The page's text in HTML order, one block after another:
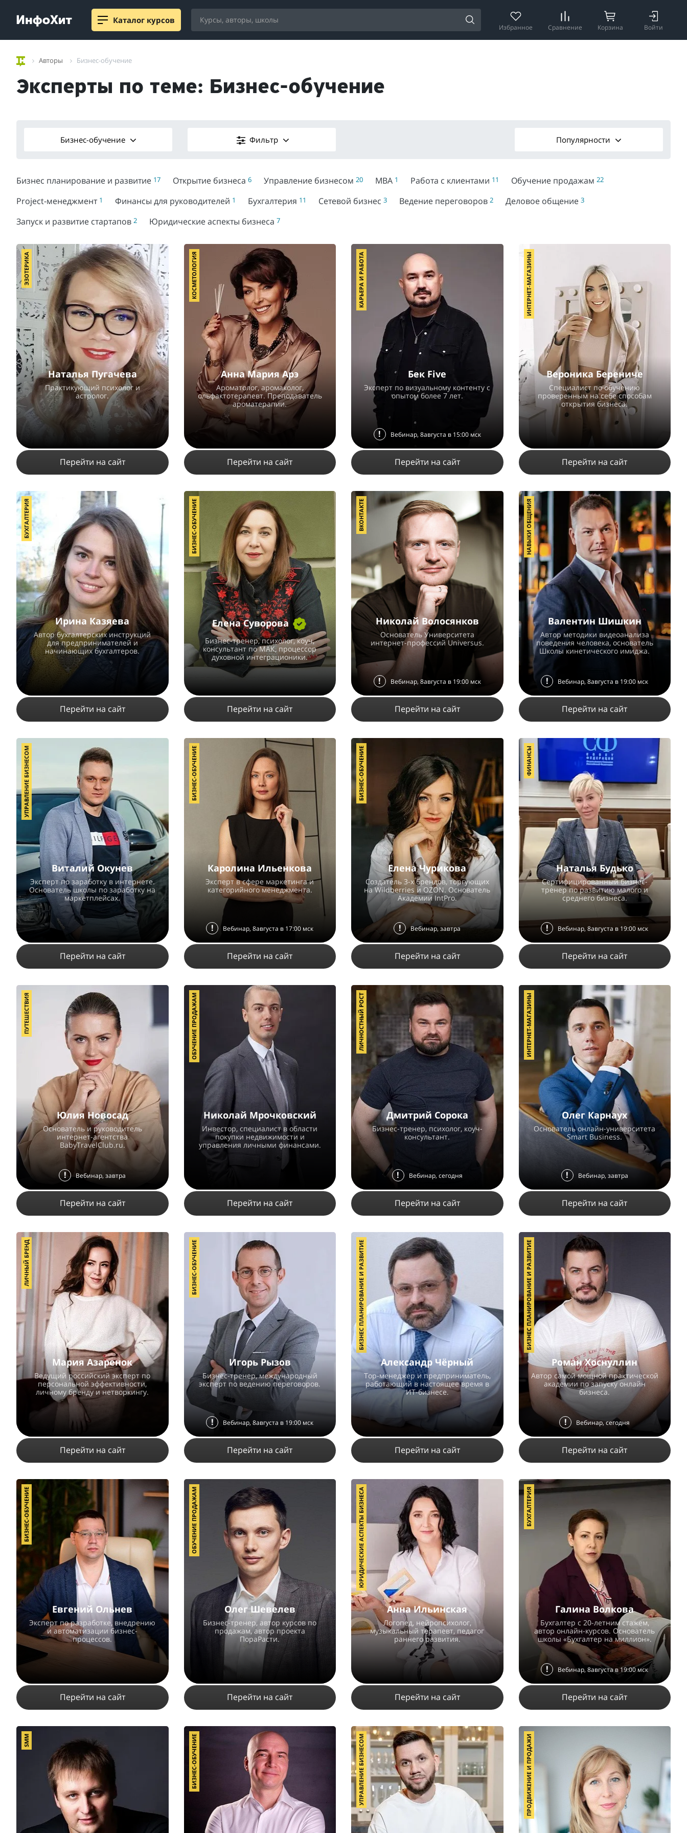
Каталог курсов
Избранное Сравнение Корзина Войти
Авторы Бизнес-обучение
Эксперты по теме: Бизнес-обучение
Бизнес-обучение Фильтр Популярности
Бизнес планирование и развитие 17 Открытие бизнеса 6 Управление бизнесом 20 MBA 1 Работа с клиентами 11 Обучение продажам 22
Project-менеджмент 1 Финансы для руководителей 1 Бухгалтерия 11 Сетевой бизнес 3 Ведение переговоров 2 Деловое общение 3
Запуск и развитие стартапов 2 Юридические аспекты бизнеса 7
Наталья Пугачева
Практикующий психолог и
астролог.
11652 7 2
ПОДРОБНЕЕ
ЭЗОТЕРИКА
Перейти на сайт
Анна Мария Арэ
Ароматолог, аромаколог,
ольфактотерапевт. Преподаватель
ароматерапии.
15354 14
ПОДРОБНЕЕ
КОСМЕТОЛОГИЯ
Перейти на сайт
Бек Five
Эксперт по визуальному контенту с
опытом более 7 лет.
11725 20
ПОДРОБНЕЕ
! Вебинар, 8августа в 15:00 мск
КАРЬЕРА И РАБОТА
Перейти на сайт
Вероника Берениче
Специалист по обучению
проверенным на себе способам
открытия бизнеса.
8773 10
ПОДРОБНЕЕ
ИНТЕРНЕТ-МАГАЗИНЫ
Перейти на сайт
Ирина Казяева
Автор бухгалтерских инструкций
для предпринимателей и
начинающих бухгалтеров.
2954 1
ПОДРОБНЕЕ
БУХГАЛТЕРИЯ
Перейти на сайт
Елена Суворова
Бизнес-тренер, психолог, коуч,
консультант по МАК, процессор
духовной интеграционики.
35 19
ПОДРОБНЕЕ
БИЗНЕС-ОБУЧЕНИЕ
Перейти на сайт
Николай Волосянков
Основатель Университета
интернет-профессий Universus.
1719
ПОДРОБНЕЕ
! Вебинар, 8августа в 19:00 мск
ВКОНТАКТЕ
Перейти на сайт
Валентин Шишкин
Автор методики видеоанализа
поведения человека, основатель
Школы кинетического имиджа.
12
ПОДРОБНЕЕ
! Вебинар, 8августа в 19:00 мск
НАВЫКИ ОБЩЕНИЯ
Перейти на сайт
Виталий Окунев
Эксперт по заработку в интернете.
Основатель школы по заработку на
маркетплейсах.
79362 456
ПОДРОБНЕЕ
УПРАВЛЕНИЕ БИЗНЕСОМ
Перейти на сайт
Каролина Ильенкова
Эксперт в сфере маркетинга и
категорийного менеджмента.
8525 18
ПОДРОБНЕЕ
! Вебинар, 8августа в 17:00 мск
БИЗНЕС-ОБУЧЕНИЕ
Перейти на сайт
Елена Чурикова
Создатель 3-х брендов, торгующих
на Wildberries и OZON. Основатель
Академии IntPro.
37428 27 1
ПОДРОБНЕЕ
! Вебинар, завтра
БИЗНЕС-ОБУЧЕНИЕ
Перейти на сайт
Наталья Будько
Сертифицированный бизнес-
тренер по развитию малого и
среднего бизнеса.
34421 330
ПОДРОБНЕЕ
! Вебинар, 8августа в 19:00 мск
ФИНАНСЫ
Перейти на сайт
Юлия Новосад
Основатель и руководитель
интернет-агентства
BabyTravelClub.ru.
38594 15
ПОДРОБНЕЕ
! Вебинар, завтра
ПУТЕШЕСТВИЯ
Перейти на сайт
Николай Мрочковский
Инвестор, специалист в области
покупки недвижимости и
управления личными финансами.
55087 28
ПОДРОБНЕЕ
ОБУЧЕНИЕ ПРОДАЖАМ
Перейти на сайт
Дмитрий Сорока
Бизнес-тренер, психолог, коуч-
консультант.
40335 4
ПОДРОБНЕЕ
! Вебинар, сегодня
ЛИЧНОСТНЫЙ РОСТ
Перейти на сайт
Олег Карнаух
Основатель онлайн-университета
Smart Business.
42493 91
ПОДРОБНЕЕ
! Вебинар, завтра
ИНТЕРНЕТ-МАГАЗИНЫ
Перейти на сайт
Мария Азаренок
Ведущий российский эксперт по
персональной эффективности,
личному бренду и нетворкингу.
ПОДРОБНЕЕ
ЛИЧНЫЙ БРЕНД
Перейти на сайт
Игорь Рызов
Бизнес-тренер, международный
эксперт по ведению переговоров.
35039 61
ПОДРОБНЕЕ
! Вебинар, 8августа в 19:00 мск
БИЗНЕС-ОБУЧЕНИЕ
Перейти на сайт
Александр Чёрный
Top-менеджер и предприниматель,
работающий в настоящее время в
ИТ-бизнесе.
26158 2
ПОДРОБНЕЕ
БИЗНЕС ПЛАНИРОВАНИЕ И РАЗВИТИЕ
Перейти на сайт
Роман Хоснуллин
Автор самой мощной практической
академии по запуску онлайн
бизнеса.
ПОДРОБНЕЕ
! Вебинар, сегодня
БИЗНЕС ПЛАНИРОВАНИЕ И РАЗВИТИЕ
Перейти на сайт
Евгений Ольнев
Эксперт по разработке, внедрению
и автоматизации бизнес-
процессов.
1802
ПОДРОБНЕЕ
БИЗНЕС-ОБУЧЕНИЕ
Перейти на сайт
Олег Шевелев
Бизнес-тренер, автор курсов по
продажам, автор проекта
ПораРасти.
29522 48 1
ПОДРОБНЕЕ
ОБУЧЕНИЕ ПРОДАЖАМ
Перейти на сайт
Анна Ильинская
Логопед, нейропсихолог,
музыкальный терапевт, педагог
раннего развития.
6410 11
ПОДРОБНЕЕ
ЮРИДИЧЕСКИЕ АСПЕКТЫ БИЗНЕСА
Перейти на сайт
Галина Волкова
Бухгалтер с 20-летним стажем,
автор онлайн-курсов. Основатель
школы «Бухгалтер на миллион».
5
ПОДРОБНЕЕ
! Вебинар, 8августа в 19:00 мск
БУХГАЛТЕРИЯ
Перейти на сайт
SMM БИЗНЕС-ОБУЧЕНИЕ УПРАВЛЕНИЕ БИЗНЕСОМ ПРОДВИЖЕНИЕ И ПРОДАЖИ